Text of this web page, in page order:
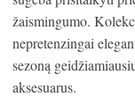
žaismingumo.
nepretenzingai
sezoną
aksesuarus.